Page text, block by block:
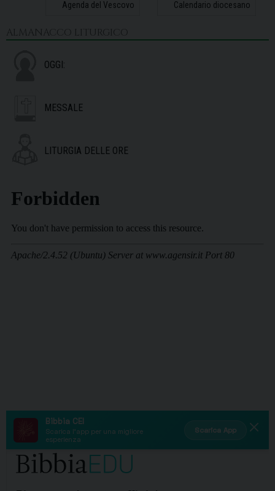
Agenda del Vescovo Calendario diocesano
ALMANACCO LITURGICO
OGGI:
MESSALE
LITURGIA DELLE ORE